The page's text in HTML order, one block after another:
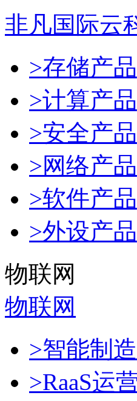
非凡国际云
>存储产品
>计算产品
>安全产品
>网络产品
>软件产品
>外设产品
物联网
物联网
>智能制
>RaaS运